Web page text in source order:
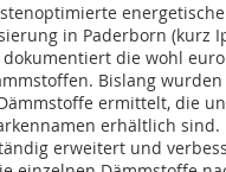
energetische
in Paderborn (kurz
dokumentiert die wohl
Bislang
ermittelt, die
erhältlich sind.
erweitert und